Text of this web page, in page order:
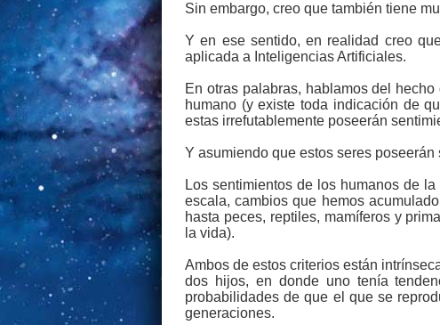
Sin embargo, creo que también tiene
Y en ese sentido, en realidad creo
aplicada a Inteligencias Artificiales.
En otras palabras, hablamos del
humano (y existe toda indicación de
estas irrefutablemente poseerán
Y asumiendo que estos seres
Los sentimientos de los humanos de
escala, cambios que hemos
hasta peces, reptiles, mamíferos y
la vida).
Ambos de estos criterios están
dos hijos, en donde uno tenía
probabilidades de que el que se
generaciones.